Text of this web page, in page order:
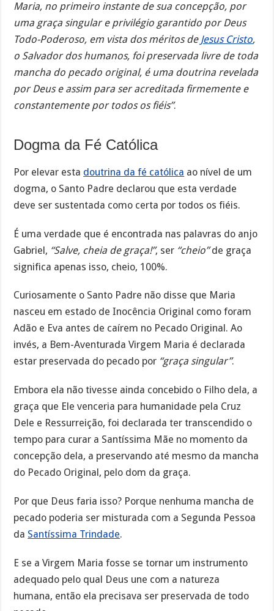
Maria, no primeiro instante de sua concepção, por
uma graça singular e privilégio garantido por Deus
Todo-Poderoso, em vista dos méritos de Jesus Cristo,
o Salvador dos humanos, foi preservada livre de toda
mancha do pecado original, é uma doutrina revelada
por Deus e assim para ser acreditada firmemente e
constantemente por todos os fiéis”.
Dogma da Fé Católica
Por elevar esta doutrina da fé católica ao nível de um
dogma, o Santo Padre declarou que esta verdade
deve ser sustentada como certa por todos os fiéis.
É uma verdade que é encontrada nas palavras do anjo
Gabriel, “Salve, cheia de graça!”, ser “cheio”de graça
significa apenas isso, cheio, 100%.
Curiosamente o Santo Padre não disse que Maria
nasceu em estado de Inocência Original como foram
Adão e Eva antes de caírem no Pecado Original. Ao
invés, a Bem-Aventurada Virgem Maria é declarada
estar preservada do pecado por “graça singular”.
Embora ela não tivesse ainda concebido o Filho dela, a
graça que Ele venceria para humanidade pela Cruz
Dele e Ressurreição, foi declarada ter transcendido o
tempo para curar a Santíssima Mãe no momento da
concepção dela, a preservando até mesmo da mancha
do Pecado Original, pelo dom da graça.
Por que Deus faria isso? Porque nenhuma mancha de
pecado poderia ser misturada com a Segunda Pessoa
da Santíssima Trindade.
E se a Virgem Maria fosse se tornar um instrumento
adequado pelo qual Deus une com a natureza
humana, então ela precisava ser preservada de todo